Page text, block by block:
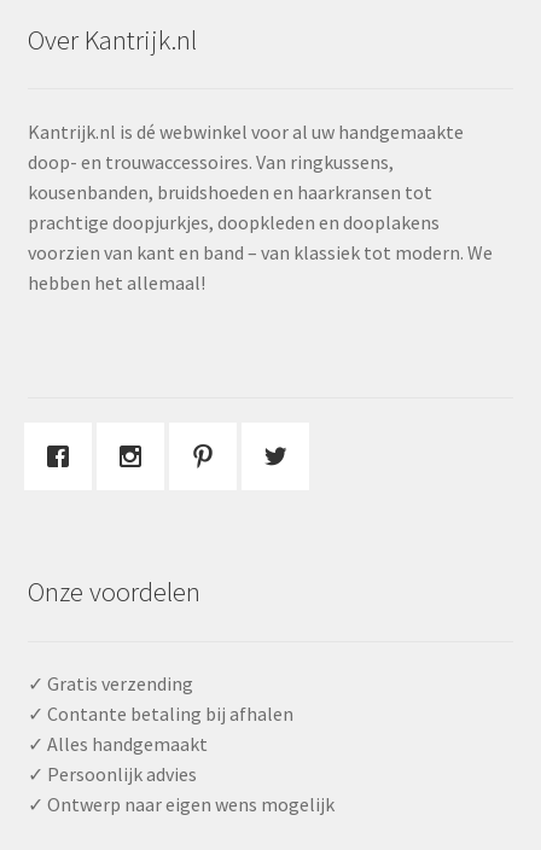
Over Kantrijk.nl
Kantrijk.nl is dé webwinkel voor al uw handgemaakte
doop- en trouwaccessoires. Van ringkussens,
kousenbanden, bruidshoeden en haarkransen tot
prachtige doopjurkjes, doopkleden en dooplakens
voorzien van kant en band – van klassiek tot modern. We
hebben het allemaal!
Onze voordelen
✓ Gratis verzending
✓ Contante betaling bij afhalen
✓ Alles handgemaakt
✓ Persoonlijk advies
✓ Ontwerp naar eigen wens mogelijk